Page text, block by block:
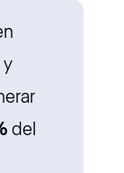
y
del